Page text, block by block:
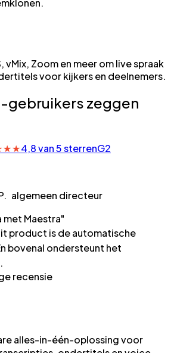
vMix, Zoom en meer om live spraak
voor kijkers en deelnemers.
gebruikers zeggen
★★4,8 van 5 sterrenG2
algemeen directeur
met Maestra"
product is de automatische
bovenal ondersteunt het
recensie
alles-in-één-oplossing voor